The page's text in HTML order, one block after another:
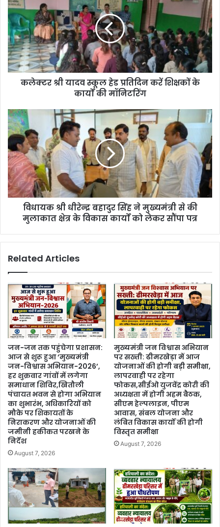
E
m
a
i
l
a
d
s
s
कलेक्टर श्री यादव स्कूल हेड प्रतिदिन करें शिक्षकों के
कार्यों की मॉनिटरिंग
विधायक श्री धीरेन्द्र बहादुर सिंह ने मुख्यमंत्री से की
मुलाकात क्षेत्र के विकास कार्यों को लेकर सौंपा पत्र
Related Articles
जन-जन तक पहुंचेगा प्रशासन:
आज से शुरू हुआ ‘मुख्यमंत्री
जन-विश्वास अभियान-2026’,
हर शुक्रवार गांवों में लगेगा
समाधान शिविर,खितौली
पंचायत भवन से होगा अभियान
का शुभारंभ, अधिकारियों को
मौके पर शिकायतों के
निराकरण और योजनाओं की
जमीनी हकीकत परखने के
निर्देश
August 7, 2026
मुख्यमंत्री जन विश्वास अभियान
पर सख्ती: ढीमरखेड़ा में आज
योजनाओं की होगी बड़ी समीक्षा,
लापरवाही पर रहेगा
फोकस,सीईओ युजवेंद्र कोरी की
अध्यक्षता में होगी अहम बैठक,
सीएम हेल्पलाइन, पीएम
आवास, संबल योजना और
लंबित विकास कार्यों की होगी
विस्तृत समीक्षा
August 7, 2026